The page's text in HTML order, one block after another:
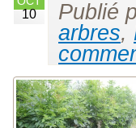
10 Publié
arbres,